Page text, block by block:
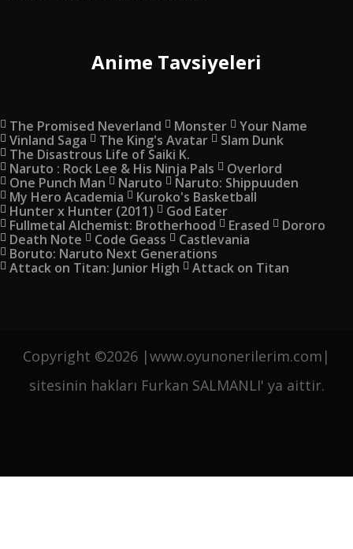
Anime Tavsiyeleri
The Promised Neverland Monster
Your Name
Vinland Saga
The King's Avatar
Slam Dunk
The Disastrous Life of Saiki K.
Naruto : Rock Lee & His Ninja Pals
Overlord
One Punch Man
Naruto
Naruto: Shippuuden
My Hero Academia
Kuroko's Basketball
Hunter x Hunter (2011)
God Eater
Fullmetal Alchemist: Brotherhood
Erased
Dororo
Death Note
Code Geass
Castlevania
Boruto: Naruto Next Generations
Attack on Titan: Junior High
Attack on Titan
Copyright ©2026 |www.oyunonerilerim.com|
sitesinin hakları Furkan SALMANLI' ya aittir.